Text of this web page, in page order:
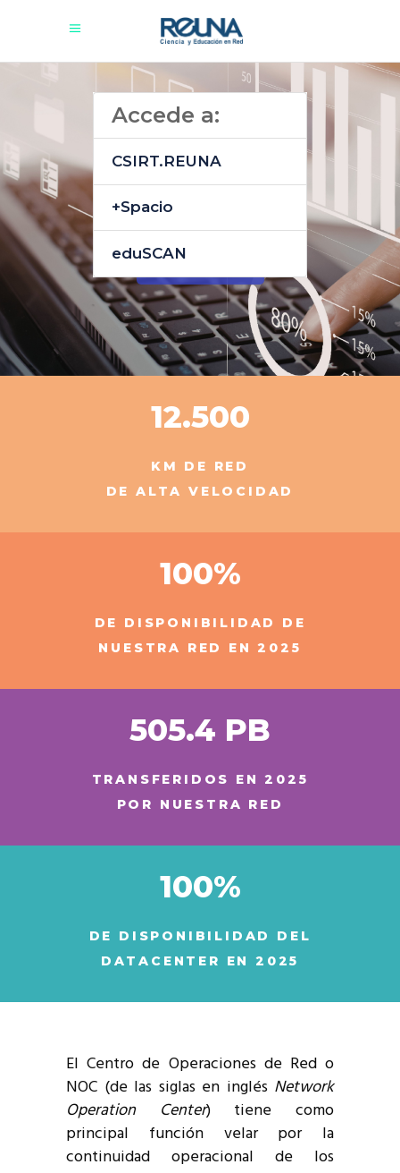
Accede a:
CSIRT.REUNA
+Spacio
eduSCAN
12.500
KM DE RED
DE ALTA VELOCIDAD
100%
DE DISPONIBILIDAD DE
NUESTRA RED EN 2025
505.4 PB
TRANSFERIDOS EN 2025
POR NUESTRA RED
100%
DE DISPONIBILIDAD DEL
DATACENTER EN 2025
El Centro de Operaciones de Red o
NOC (de las siglas en inglés Network
Operation Center) tiene como
principal función velar por la
continuidad operacional de los